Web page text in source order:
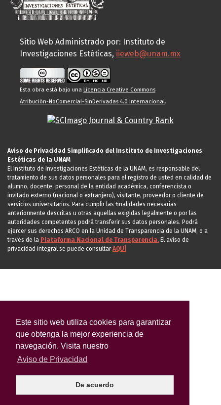
Este sitio web utiliza cookies para garantizar
que obtenga la mejor experiencia de
navegación. Visita nuestro
Aviso de Privacidad
De acuerdo
Sitio Web Administrado por: Instituto de
Investigaciones Estéticas, iieweb@unam.mx
Esta obra está bajo una Licencia Creative Commons
Atribución-NoComercial-SinDerivadas 4.0 Internacional.
Aviso de Privacidad Simplificado del Instituto de Investigaciones
Estéticas de la UNAM
El Instituto de Investigaciones Estéticas de la UNAM, es responsable del
tratamiento de sus datos personales para el registro de usted en calidad de
alumno, docente, personal de la entidad académica, conferencista o
invitado externo (nacional o extranjero), visitante, proveedor o cliente de
servicios universitarios. Para cumplir las finalidades necesarias
anteriormente descritas u otras aquellas exigidas legalmente o por las
autoridades competentes podrá transferir sus datos personales. Podrá
ejercer sus derechos ARCO en la Unidad de Transparencia de la UNAM, o a
través de la Plataforma Nacional de Transparencia. El aviso de
privacidad integral se puede consultarAQUÍ